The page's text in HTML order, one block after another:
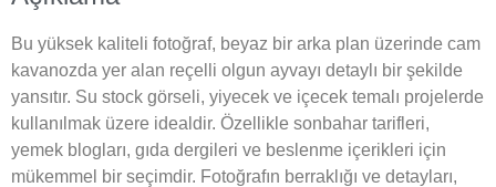
Bu yüksek kaliteli fotoğraf, beyaz bir arka plan üzerinde cam
kavanozda yer alan reçelli olgun ayvayı detaylı bir şekilde
yansıtır. Su stock görseli, yiyecek ve içecek temalı projelerde
kullanılmak üzere idealdir. Özellikle sonbahar tarifleri,
yemek blogları, gıda dergileri ve beslenme içerikleri için
mükemmel bir seçimdir. Fotoğrafın berraklığı ve detayları,